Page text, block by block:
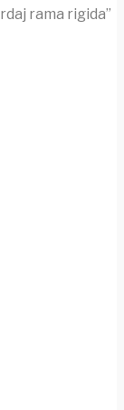
rama rigida”